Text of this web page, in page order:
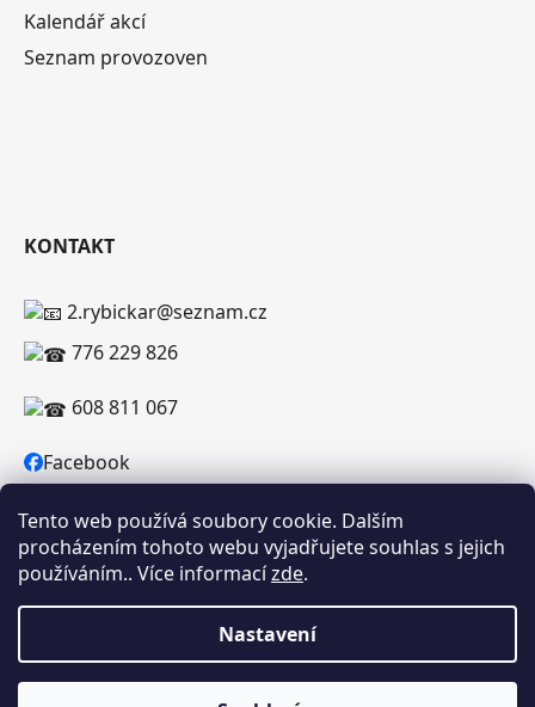
Tento web používá soubory cookie. Dalším
procházením tohoto webu vyjadřujete souhlas s jejich
používáním.. Více informacízde.
Nastavení
Kalendář akcí
Seznam provozoven
KONTAKT
2.rybickar@seznam.cz
776 229 826
608 811 067
Facebook
Vytvořil Shoptet
RYBICKAR.CZ
vyhrazena.